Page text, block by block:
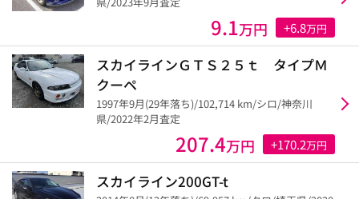
9.1万円 +6.8万円
スカイラインＧＴＳ２５ｔ タイプＭ
クーペ
1997年9月(29年落ち)/102,714 km/シロ/神奈川
県/2022年2月査定
207.4万円 +170.2万円
スカイライン200GT-t